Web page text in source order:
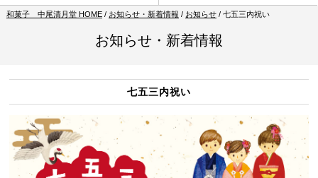
和菓子 中尾清月堂 HOME/ お知らせ・新着情報 / お知らせ/ 七五三内祝い
お知らせ・新着情報
七五三内祝い